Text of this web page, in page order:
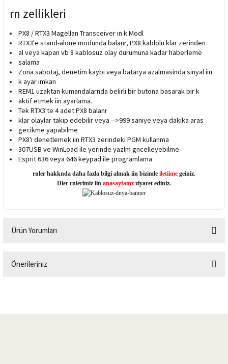
rn zellikleri
PX8 / RTX3 Magellan Transceiver in k Modl
RTX3'e stand-alone modunda balanr, PX8 kablolu klar zerinden
al veya kapan vb 8 kablosuz olay durumuna kadar haberleme
salama
Zona sabotaj, denetim kaybi veya batarya azalmasinda sinyal iin
k ayar imkan
REM1 uzaktan kumandalarnda belirli bir butona basarak bir k
aktif etmek iin ayarlama.
Tek RTX3'te 4 adet PX8 balanr
klar olaylar takip edebilir veya -->999 saniye veya dakika aras
gecikme yapabilme
PX8'i denetlemek iin RTX3 zerindeki PGM kullanma
307USB ve WinLoad ile yerinde yazlm gncelleyebilme
Esprit 636 veya 646 keypad ile programlama
rnler hakknda daha fazla bilgi almak iin bizimle iletiime geiniz.
Dier rnlerimiz iin anasayfamz ziyaret ediniz.
Ürün Yorumları
Önerileriniz